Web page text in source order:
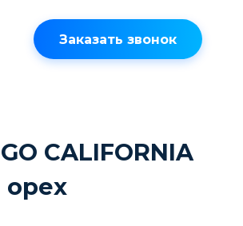
Заказать звонок
CALIFORNIA
орех